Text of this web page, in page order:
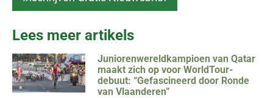
Lees meer artikels
Juniorenwereldkampioen van Qatar
maakt zich op voor WorldTour-
debuut: “Gefascineerd door Ronde
van Vlaanderen”